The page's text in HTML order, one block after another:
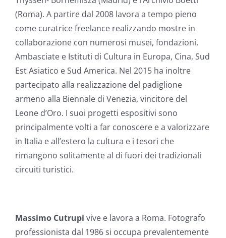
(Roma). A partire dal 2008 lavora a tempo pieno
come curatrice freelance realizzando mostre in
collaborazione con numerosi musei, fondazioni,
Ambasciate e Istituti di Cultura in Europa, Cina, Sud
Est Asiatico e Sud America. Nel 2015 ha inoltre
partecipato alla realizzazione del padiglione
armeno alla Biennale di Venezia, vincitore del
Leone d’Oro. I suoi progetti espositivi sono
principalmente volti a far conoscere e a valorizzare
in Italia e all’estero la cultura e i tesori che
rimangono solitamente al di fuori dei tradizionali
circuiti turistici.
Massimo Cutrupi vive e lavora a Roma. Fotografo
professionista dal 1986 si occupa prevalentemente